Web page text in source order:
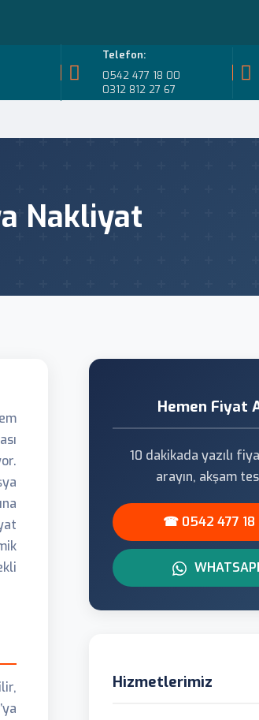
Telefon:
0542 477 18 00
0312 812 27 67
Nakliyat
Hemen Fiyat
10 dakikada yazılı
arayın, akşam
☎ 0542 477 18
Hizmetlerimiz